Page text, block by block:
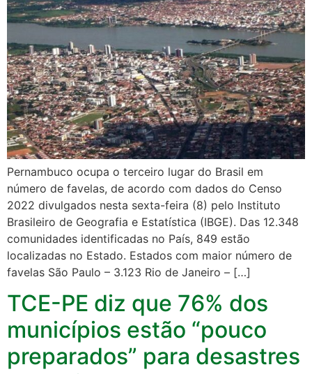
Pernambuco ocupa o terceiro lugar do Brasil em
número de favelas, de acordo com dados do Censo
2022 divulgados nesta sexta-feira (8) pelo Instituto
Brasileiro de Geografia e Estatística (IBGE). Das 12.348
comunidades identificadas no País, 849 estão
localizadas no Estado. Estados com maior número de
favelas São Paulo – 3.123 Rio de Janeiro – […]
TCE-PE diz que 76% dos
municípios estão “pouco
preparados” para desastres